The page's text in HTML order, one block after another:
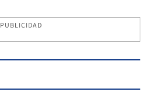
PUBLICIDAD